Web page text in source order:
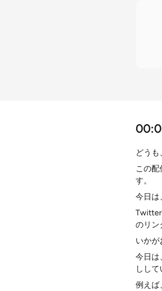
どうも
この
す。
今日は
Twitter
のリン
いかが
今日は
しして
例えば